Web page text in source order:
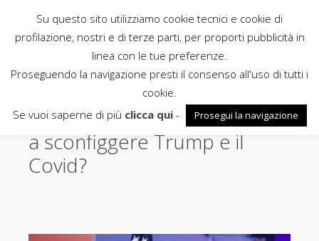
Rubbettino
Basterà il «Genio americano»
a sconfiggere Trump e il
Covid?
Su questo sito utilizziamo cookie tecnici e cookie di
profilazione, nostri e di terze parti, per proporti pubblicità in
linea con le tue preferenze.
Proseguendo la navigazione presti il consenso all'uso di tutti i
cookie.
Se vuoi saperne di più clicca qui- Prosegui la navigazione